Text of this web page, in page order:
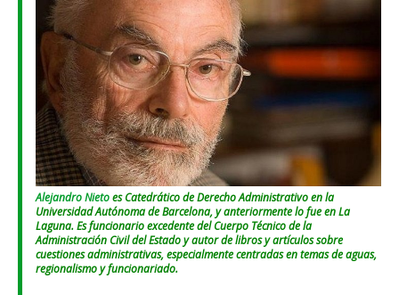
Alejandro Nietoes Catedrático de Derecho Administrativo en la
Universidad Autónoma de Barcelona, y anteriormente lo fue en La
Laguna. Es funcionario excedente del Cuerpo Técnico de la
Administración Civil del Estado y autor de libros y artículos sobre
cuestiones administrativas, especialmente centradas en temas de aguas,
regionalismo y funcionariado.